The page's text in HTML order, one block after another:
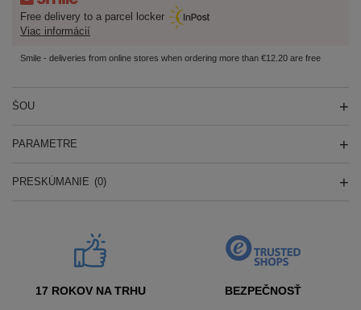
Free delivery to a parcel locker
Viac informácií
Smile - deliveries from online stores when ordering more than €12.20 are free
ŠOU
PARAMETRE
PRESKÚMANIE (0)
17 ROKOV NA TRHU BEZPEČNOSŤ